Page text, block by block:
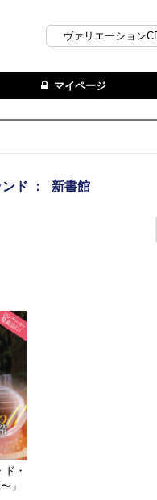
マイページ
ド ： 新書館
ド・
」